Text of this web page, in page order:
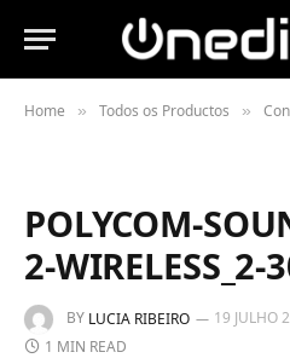
Home » Todos os Productos »
POLYCOM-
2-WIRELESS_2-
BY LUCIA RIBEIRO 19 JULHO
1 MIN READ